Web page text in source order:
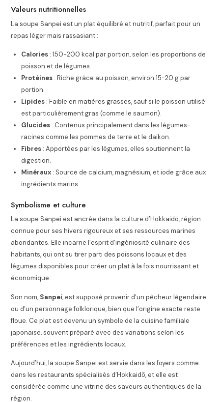
Valeurs nutritionnelles
La soupe Sanpei est un plat équilibré et nutritif, parfait pour un
repas léger mais rassasiant :
Calories : 150-200 kcal par portion, selon les proportions de
poisson et de légumes.
Protéines : Riche grâce au poisson, environ 15-20 g par
portion.
Lipides : Faible en matières grasses, sauf si le poisson utilisé
est particulièrement gras (comme le saumon).
Glucides : Contenus principalement dans les légumes-
racines comme les pommes de terre et le daikon.
Fibres : Apportées par les légumes, elles soutiennent la
digestion.
Minéraux : Source de calcium, magnésium, et iode grâce aux
ingrédients marins.
Symbolisme et culture
La soupe Sanpei est ancrée dans la culture d’Hokkaidō, région
connue pour ses hivers rigoureux et ses ressources marines
abondantes. Elle incarne l’esprit d’ingéniosité culinaire des
habitants, qui ont su tirer parti des poissons locaux et des
légumes disponibles pour créer un plat à la fois nourrissant et
économique.
Son nom, Sanpei, est supposé provenir d’un pêcheur légendaire
ou d’un personnage folklorique, bien que l’origine exacte reste
floue. Ce plat est devenu un symbole de la cuisine familiale
japonaise, souvent préparé avec des variations selon les
préférences et les ingrédients locaux.
Aujourd’hui, la soupe Sanpei est servie dans les foyers comme
dans les restaurants spécialisés d’Hokkaidō, et elle est
considérée comme une vitrine des saveurs authentiques de la
région.